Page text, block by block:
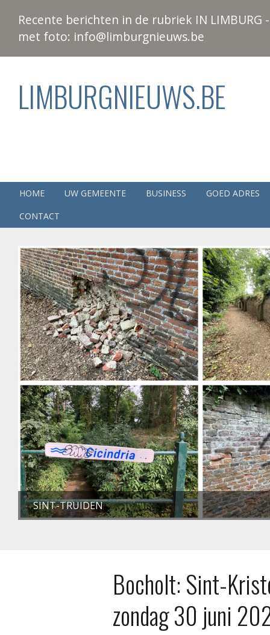
Recente berichten in de rubriek IN
met foto: info@limburgnieuws.be
LIMBURGNIEUWS.BE
HOME UW GEMEENTE BUSINESS
GOED ADRES
CONTACT
SINT-TRUIDEN
Bocholt: Sint-
zondag 30 juni